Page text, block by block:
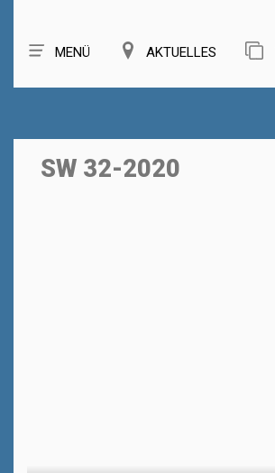
MENÜ AKTUELLES
SW 32-2020